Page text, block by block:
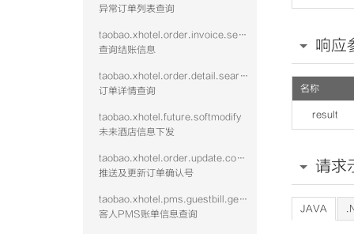
异常订单列表查询
taobao.xhotel.order.invoice.settle.search
查询结账信息
taobao.xhotel.order.detail.search
订单详情查询
taobao.xhotel.future.softmodify
未来酒店信息下发
taobao.xhotel.order.update.confirmcode
推送及更新订单确认号
taobao.xhotel.pms.guestbill.get.vtwo
客人PMS账单信息查询
响应
名称
result
请求
JAVA